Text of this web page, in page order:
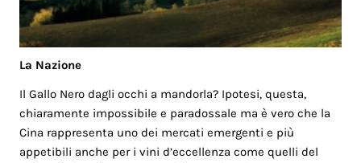
La Nazione
Il Gallo Nero dagli occhi a mandorla? Ipotesi, questa,
chiaramente impossibile e paradossale ma è vero che la
Cina rappresenta uno dei mercati emergenti e più
appetibili anche per i vini d’eccellenza come quelli del